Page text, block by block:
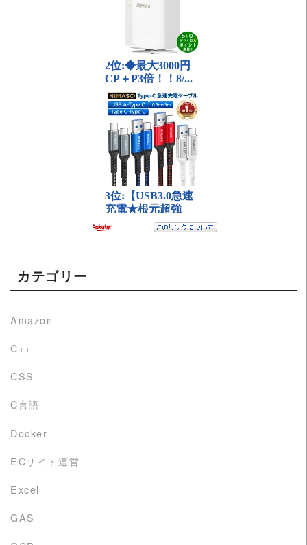
カテゴリー
Amazon
C++
CSS
C言語
Docker
ECサイト運営
Excel
GAS